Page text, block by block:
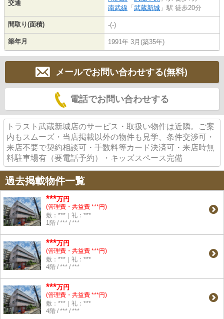
交通
南武線 「 武蔵新城 」駅 徒歩20分
間取り(面積) -(-)
築年月 1991年 3月(築35年)
メールでお問い合わせする(無料)
電話でお問い合わせする
トラスト武蔵新城店のサービス・取扱い物件は近隣。ご案
内もスムーズ・当店掲載以外の物件も見学、条件交渉可・
来店不要で契約相談可・手数料等カード決済可・来店時無
料駐車場有（要電話予約）・キッズスペース完備
過去掲載物件一覧
***万円
(管理費・共益費 ***円)
敷：***｜礼：***
1階 / *** / ***
***万円
(管理費・共益費 ***円)
敷：***｜礼：***
4階 / *** / ***
***万円
(管理費・共益費 ***円)
敷：***｜礼：***
4階 / *** / ***